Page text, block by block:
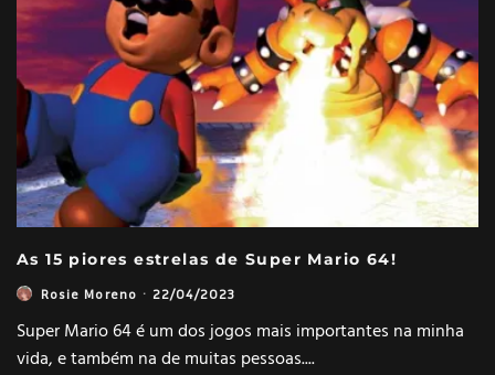
As 15 piores estrelas de Super Mario 64!
Rosie Moreno · 22/04/2023
Super Mario 64 é um dos jogos mais importantes na minha
vida, e também na de muitas pessoas....